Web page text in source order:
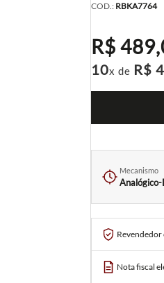
COD.: RBKA7764
R$ 489,
10x de R$
Mecanismo
Revendedor
Nota fiscal